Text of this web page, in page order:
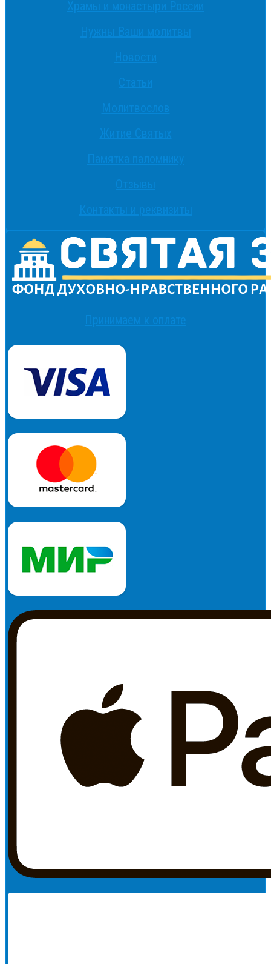
Храмы и монастыри России
Нужны Ваши молитвы
Новости
Статьи
Молитвослов
Житие Святых
Памятка паломнику
Отзывы
Контакты и реквизиты
Принимаем к оплате